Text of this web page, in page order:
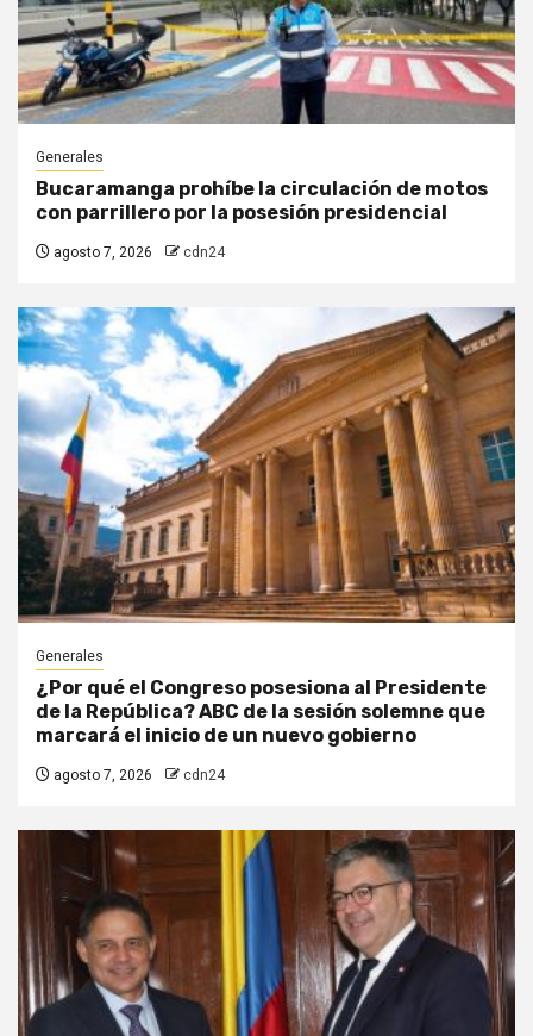
Generales
Bucaramanga prohíbe la circulación de motos
con parrillero por la posesión presidencial
agosto 7, 2026 cdn24
Generales
¿Por qué el Congreso posesiona al Presidente
de la República? ABC de la sesión solemne que
marcará el inicio de un nuevo gobierno
agosto 7, 2026 cdn24